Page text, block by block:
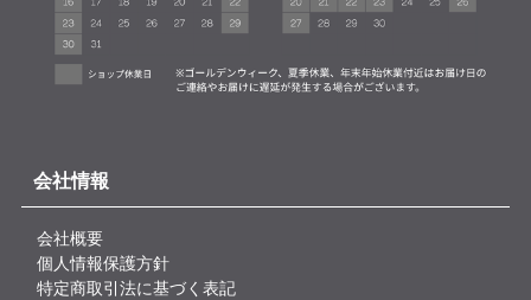
会社情報
会社概要
個人情報保護方針
特定商取引法に基づく表記